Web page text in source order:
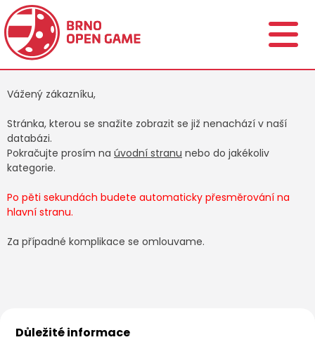
Vážený zákazníku,
Stránka, kterou se snažite zobrazit se již nenachází v naší
databázi.
Pokračujte prosím na úvodní stranu nebo do jakékoliv
kategorie.
Po pěti sekundách budete automaticky přesměrování na
hlavní stranu.
Za případné komplikace se omlouvame.
Důležité informace